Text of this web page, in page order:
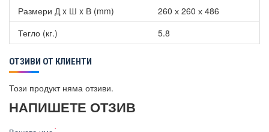
Размери Д x Ш x В (mm)
260 х 260 х 486
Тегло (кг.)
5.8
ОТЗИВИ ОТ КЛИЕНТИ
Този продукт няма отзиви.
НАПИШЕТЕ ОТЗИВ